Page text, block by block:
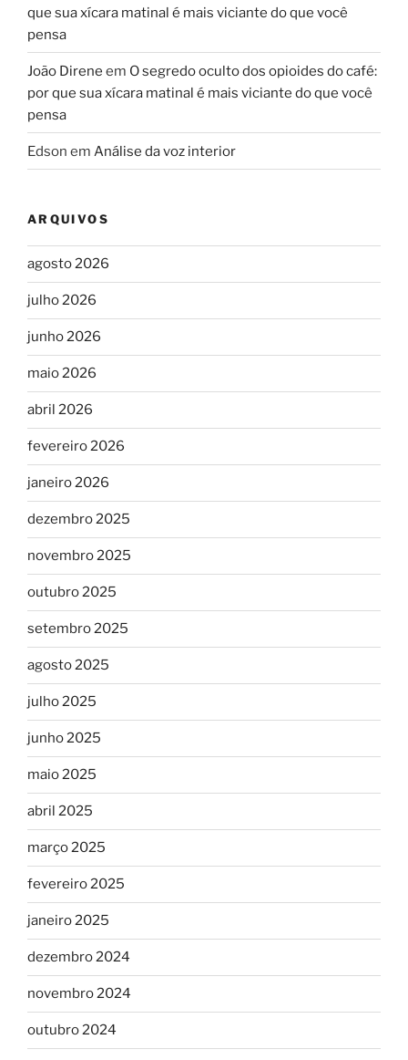
que sua xícara matinal é mais viciante do que você
pensa
João Direne em O segredo oculto dos opioides do café:
por que sua xícara matinal é mais viciante do que você
pensa
Edson em Análise da voz interior
ARQUIVOS
agosto 2026
julho 2026
junho 2026
maio 2026
abril 2026
fevereiro 2026
janeiro 2026
dezembro 2025
novembro 2025
outubro 2025
setembro 2025
agosto 2025
julho 2025
junho 2025
maio 2025
abril 2025
março 2025
fevereiro 2025
janeiro 2025
dezembro 2024
novembro 2024
outubro 2024